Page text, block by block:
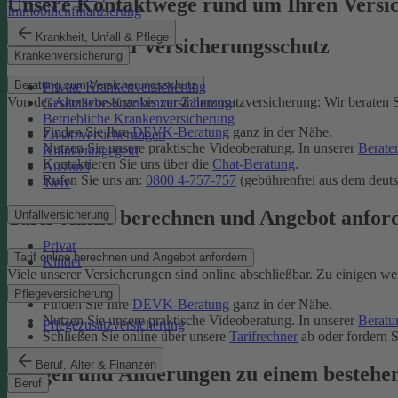
Immobilienfinanzierung
Krankheit, Unfall & Pflege
Krankenversicherung
Private Krankenversicherung
Gesetzliche Krankenversicherung
Betriebliche Krankenversicherung
Zusatzversicherungen
Krankentagegeld
Ausland
Tiere
Unfallversicherung
Privat
Kinder
Pflegeversicherung
Pflegezusatzversicherung
Beruf, Alter & Finanzen
Beruf
Beratung zum Versicherungsschutz
Beratung zum Versicherungsschutz
Von der Altersvorsorge bis zur Zahnzusatzversicherung: Wir
Finden Sie IhreDEVK-Beratung ganz in der Nähe.
Nutzen Sie unsere praktische Videoberatung. In unserer
Kontaktieren Sie uns über die Chat-Beratung.
Rufen Sie uns an: 0800 4-757-757 (gebührenfrei aus dem
Tarif online berechnen und Angebot
Tarif online berechnen und Angebot anfordern
Viele unserer Versicherungen sind online abschließbar. Zu einigen
Finden Sie Ihre DEVK-Beratung ganz in der Nähe.
Nutzen Sie unsere praktische Videoberatung. In unserer
Schließen Sie online über unsere Tarifrechner ab oder fordern
Fragen und Änderungen zu einem